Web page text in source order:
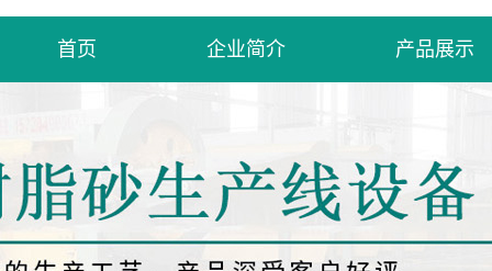
首页 企业简介 产品展示